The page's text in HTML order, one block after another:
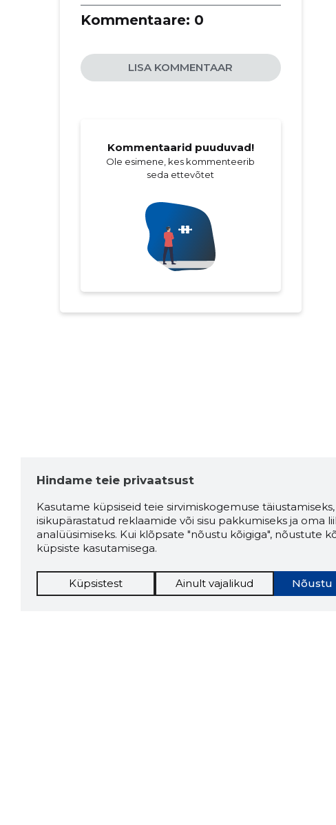
Kommentaare: 0
LISA KOMMENTAAR
Kommentaarid puuduvad!
Ole esimene, kes kommenteerib
seda ettevõtet
Hindame teie privaatsust
Kasutame küpsiseid teie sirvimiskogemuse täiustamiseks,
isikupärastatud reklaamide või sisu pakkumiseks ja oma
analüüsimiseks. Kui klõpsate "nõustu kõigiga", nõustute
küpsiste kasutamisega.
Nõustu
Küpsistest Ainult vajalikud